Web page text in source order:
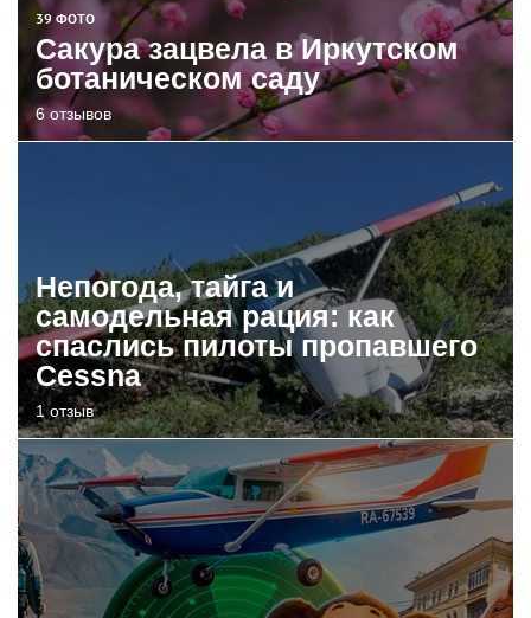
39 ФОТО
Сакура зацвела в Иркутском
ботаническом саду
6 отзывов
Непогода, тайга и
самодельная рация: как
спаслись пилоты пропавшего
Cessna
1 отзыв